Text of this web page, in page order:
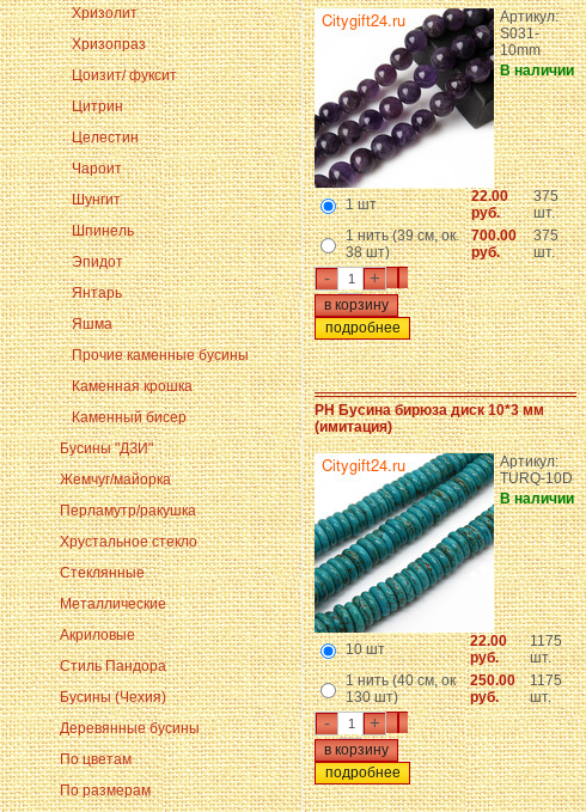
Хризолит
Хризопраз
Цоизит/ фуксит
Цитрин
Целестин
Чароит
Шунгит
Шпинель
Эпидот
Янтарь
Яшма
Прочие каменные бусины
Каменная крошка
Каменный бисер
Бусины "ДЗИ"
Жемчуг/майорка
Перламутр/ракушка
Хрустальное стекло
Стеклянные
Металлические
Акриловые
Стиль Пандора
Бусины (Чехия)
Деревянные бусины
По цветам
По размерам
Артикул:
S031-
10mm
В наличии
1 шт
22.00
руб.
375
шт.
1 нить (39 см, ок.
38 шт)
700.00
руб.
375
шт.
- +
подробнее
PH Бусина бирюза диск 10*3 мм
(имитация)
Артикул:
TURQ-10D
В наличии
10 шт
22.00
руб.
1175
шт.
1 нить (40 см, ок
130 шт)
250.00
руб.
1175
шт.
- +
подробнее